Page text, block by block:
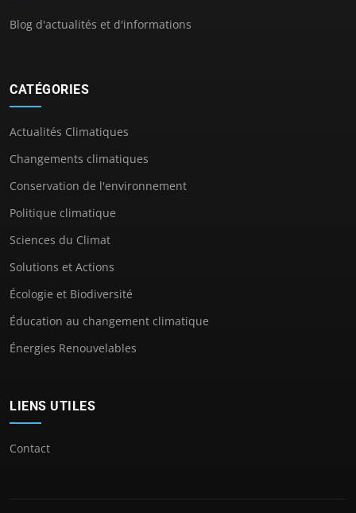
Blog d'actualités et d'informations
CATÉGORIES
Actualités Climatiques
Changements climatiques
Conservation de l'environnement
Politique climatique
Sciences du Climat
Solutions et Actions
Écologie et Biodiversité
Éducation au changement climatique
Énergies Renouvelables
LIENS UTILES
Contact